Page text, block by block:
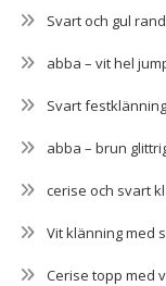
Svart och gul
abba – vit hel
Svart
abba – brun
cerise och svart
Vit klänning med
Cerise topp med